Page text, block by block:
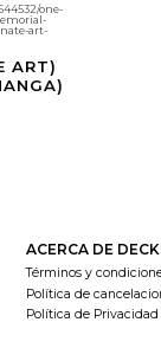
one-
art-
ART)
ACERCA DE
Términos y
Política de
Política de Privacidad